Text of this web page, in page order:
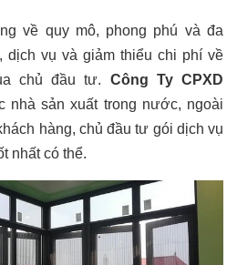
về quy mô, phong phú và đa
dịch vụ và giảm thiểu chi phí về
chủ đầu tư. Công Ty CPXD
nhà sản xuất trong nước, ngoài
hàng, chủ đầu tư gói dịch vụ
nhất có thể.